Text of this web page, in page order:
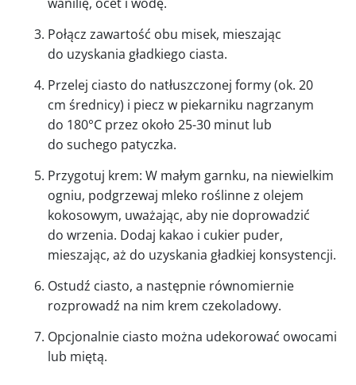
Połącz zawartość obu misek, mieszając
do uzyskania gładkiego ciasta.
Przelej ciasto do natłuszczonej formy (ok. 20
cm średnicy) i piecz w piekarniku nagrzanym
do 180°C przez około 25-30 minut lub
do suchego patyczka.
Przygotuj krem: W małym garnku, na niewielkim
ogniu, podgrzewaj mleko roślinne z olejem
kokosowym, uważając, aby nie doprowadzić
do wrzenia. Dodaj kakao i cukier puder,
mieszając, aż do uzyskania gładkiej konsystencji.
Ostudź ciasto, a następnie równomiernie
rozprowadź na nim krem czekoladowy.
Opcjonalnie ciasto można udekorować owocami
lub miętą.